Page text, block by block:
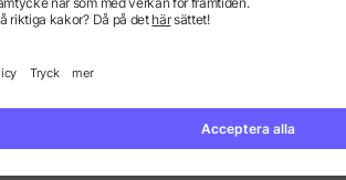
Nash kulspetspenna